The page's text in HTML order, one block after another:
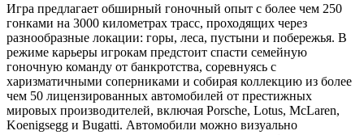
Игра предлагает обширный гоночный опыт с более чем 250
гонками на 3000 километрах трасс, проходящих через
разнообразные локации: горы, леса, пустыни и побережья. В
режиме карьеры игрокам предстоит спасти семейную
гоночную команду от банкротства, соревнуясь с
харизматичными соперниками и собирая коллекцию из более
чем 50 лицензированных автомобилей от престижных
мировых производителей, включая Porsche, Lotus, McLaren,
Koenigsegg и Bugatti. Автомобили можно визуально